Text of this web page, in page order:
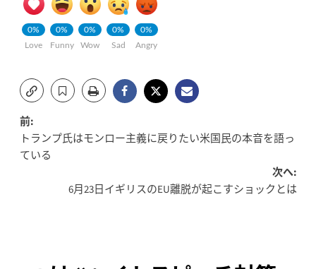
0%
Love
0%
Funny
0%
Wow
0%
Sad
0%
Angry
投
稿
前:
トランプ氏はモンロー主義に戻りたい米国民の本音を語っ
ている
次へ:
6月23日イギリスのEU離脱が起こすショックとは